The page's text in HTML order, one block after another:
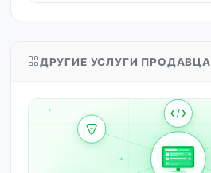
ДРУГИЕ УСЛУГИ ПРОДАВЦА